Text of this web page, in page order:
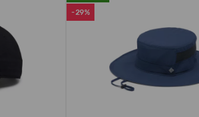
-29%